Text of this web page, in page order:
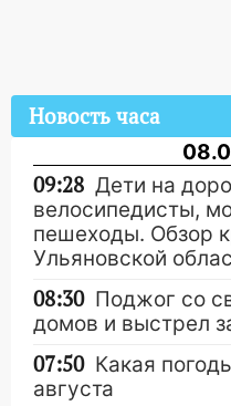
Новость часа
09:28 Дети на
велосипедисты,
пешеходы. Обзор
Ульяновской
08:30 Поджог со
домов и выстрел
07:50 Какая
августа